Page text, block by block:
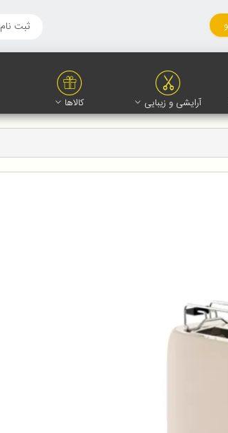
ثبت نام
آرایشی و زیبایی کالاها